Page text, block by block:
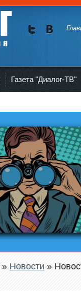
Газета "Диалог-ТВ"
» Новости »